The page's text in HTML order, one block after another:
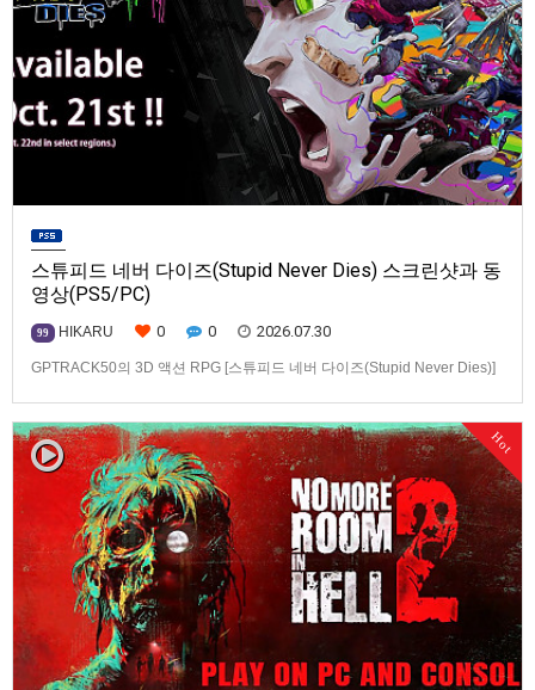
스튜피드 네버 다이즈(Stupid Never Dies) 스크린샷과 동
영상(PS5/PC)
99 HIKARU 0 0 2026.07.30
GPTRACK50의 3D 액션 RPG [스튜피드 네버 다이즈(Stupid Never Dies)]
Hot